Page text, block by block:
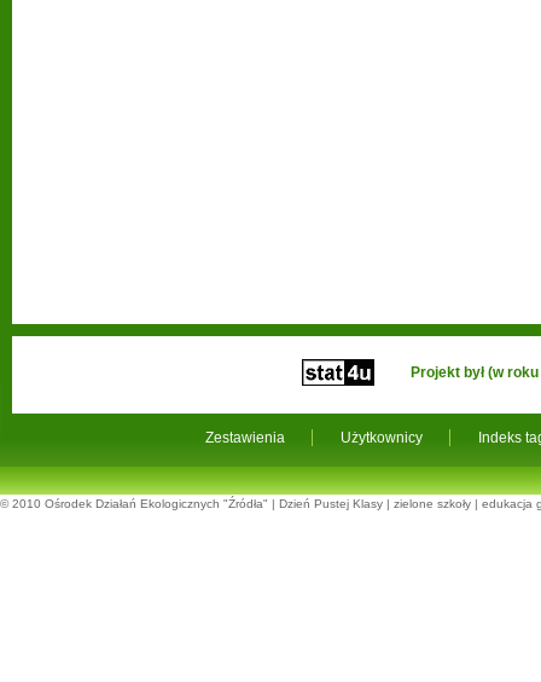
Zestawienia Użytkownicy Indeks
Projekt był (w
© 2010 Ośrodek Działań Ekologicznych "Źródła" | Dzień Pustej Klasy | zielone szkoły | edukacja